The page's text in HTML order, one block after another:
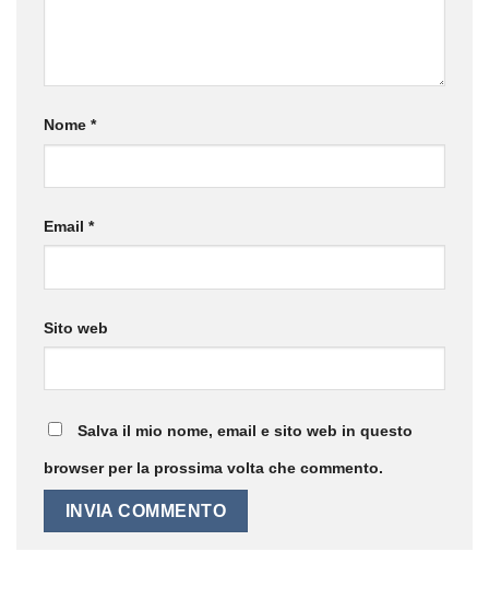
Nome *
Email *
Sito web
Salva il mio nome, email e sito web in questo
browser per la prossima volta che commento.